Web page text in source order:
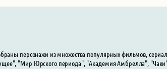
персонажи из множества популярных фильмов,
"Мир Юрского периода", "Академия Амбрелла",